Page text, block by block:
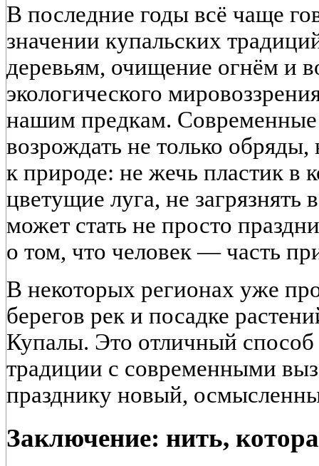
В последние годы всё чаще
значении купальских
деревьям, очищение огнём и
экологического
нашим предкам. Современные
возрождать не только
к природе: не жечь пластик в
цветущие луга, не
может стать не просто
о том, что человек — часть
В некоторых регионах уже
берегов рек и посадке
Купалы. Это отличный способ
традиции с современными
празднику новый,
Заключение: нить,